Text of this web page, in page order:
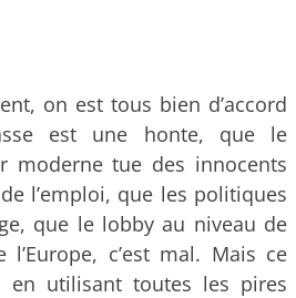
on est tous bien d’accord
est une honte, que le
moderne tue des innocents
l’emploi, que les politiques
que le lobby au niveau de
l’Europe, c’est mal. Mais ce
en utilisant toutes les pires